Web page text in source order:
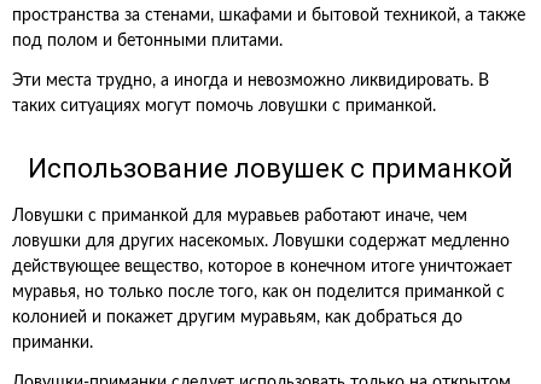
пространства за стенами, шкафами и бытовой техникой, а также
под полом и бетонными плитами.
Эти места трудно, а иногда и невозможно ликвидировать. В
таких ситуациях могут помочь ловушки с приманкой.
Использование ловушек с приманкой
Ловушки с приманкой для муравьев работают иначе, чем
ловушки для других насекомых. Ловушки содержат медленно
действующее вещество, которое в конечном итоге уничтожает
муравья, но только после того, как он поделится приманкой с
колонией и покажет другим муравьям, как добраться до
приманки.